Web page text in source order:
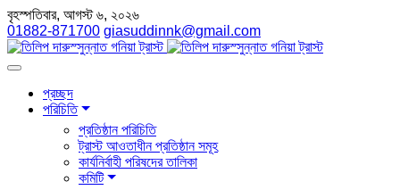
বৃহস্পতিবার, আগস্ট ৬, ২০২৬
01882-871700 giasuddinnk@gmail.com
প্রচ্ছদ
পরিচিতি
প্রতিষ্ঠান পরিচিতি
ট্রাস্ট আওতাধীন প্রতিষ্ঠান সমূহ
কার্যনির্বাহী পরিষদের তালিকা
কমিটি